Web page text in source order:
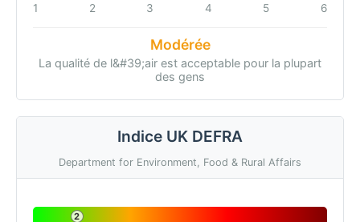
1 2 3 4 5 6
Modérée
La qualité de l&#39;air est acceptable pour la plupart
des gens
Indice UK DEFRA
Department for Environment, Food & Rural Affairs
2